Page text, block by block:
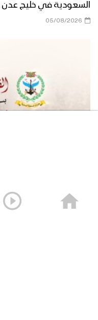
السعودية في خليج عدن
05/08/2026
العودة